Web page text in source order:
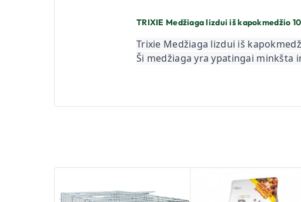
TRIXIE Medžiaga lizdui iš kapokmedžio
Trixie Medžiaga lizdui iš
Ši medžiaga yra ypatingai minkšta